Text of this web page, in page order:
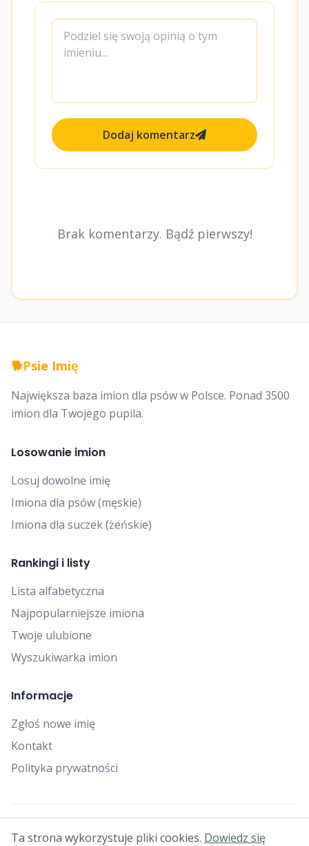
Dodaj komentarz
Brak komentarzy. Bądź pierwszy!
🐕Psie Imię
Największa baza imion dla psów w Polsce. Ponad 3500
imion dla Twojego pupila.
Losowanie imion
Losuj dowolne imię
Imiona dla psów (męskie)
Imiona dla suczek (żeńskie)
Rankingi i listy
Lista alfabetyczna
Najpopularniejsze imiona
Twoje ulubione
Wyszukiwarka imion
Informacje
Zgłoś nowe imię
Kontakt
Polityka prywatności
© 2025 Falcon Bytes. Wszelkie prawa zastrzeżone.
Ta strona wykorzystuje pliki cookies. Dowiedz się